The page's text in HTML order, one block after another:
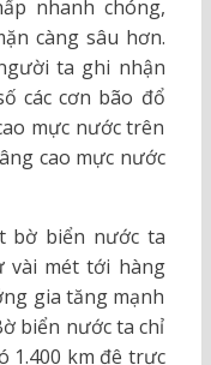
nhanh chóng,
càng sâu hơn.
ta ghi nhận
các cơn bão đổ
mực nước trên
cao mực nước
bờ biển nước ta
vài mét tới hàng
gia tăng mạnh
biển nước ta chỉ
1.400 km đê trực